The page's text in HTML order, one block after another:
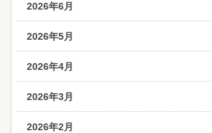
2026年6月
2026年5月
2026年4月
2026年3月
2026年2月